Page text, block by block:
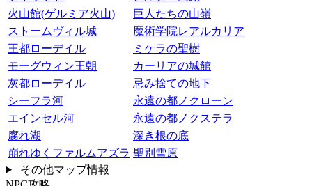
火山館(ゲルミア火山)
巨人たちの山嶺
ストームヴィル城
魔術学院レアルカリア
王都ローデイル
ミケラの聖樹
モーグウィン王朝
カーリアの城館
灰都ローデイル
忌み捨ての地下
シーフラ河
永遠の都ノクローン
エインセル河
永遠の都ノクステラ
腐れ湖
深き根の底
崩れゆくファルムアズラ 聖別雪原
その他マップ情報